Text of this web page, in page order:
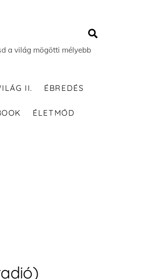
a világ mögötti mélyebb
II. ÉBREDÉS
ÉLETMÓD